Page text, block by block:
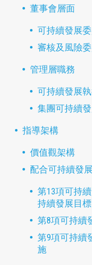
董事會層面
可持續發展
審核及風險
管理層職務
可持續發展
集團可持續
指導架構
價值觀架構
配合可持續發
第13項可持
持續發展目
第8項可持續
第9項可持續
施